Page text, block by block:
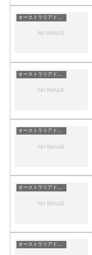
オーストラリアドルの両替目安
オーストラリアドルの両替目安
オーストラリアドルの両替目安